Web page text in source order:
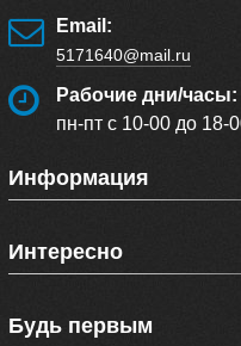
Email:
5171640@mail.ru
Рабочие дни/часы:
пн-пт с 10-00 до 18-
Информация
Интересно
Будь первым